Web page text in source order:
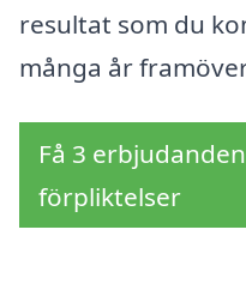
resultat som du
många år
Få 3
förpliktelser